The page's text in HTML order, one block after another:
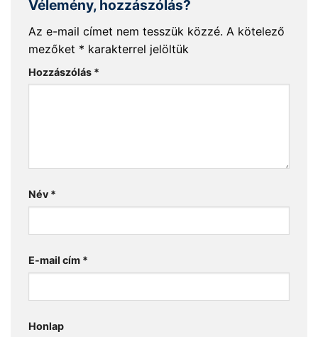
Vélemény, hozzászólás?
Az e-mail címet nem tesszük közzé. A kötelező
mezőket * karakterrel jelöltük
Hozzászólás *
Név *
E-mail cím *
Honlap